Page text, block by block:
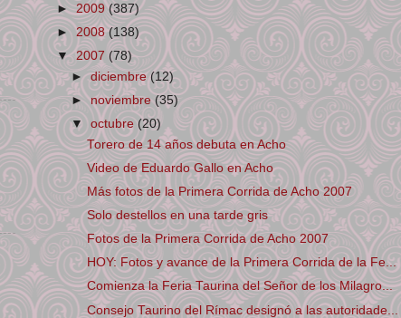
►2009(387)
►2008(138)
▼2007 (78)
►diciembre(12)
►noviembre(35)
▼octubre (20)
Torero de 14 años debuta en Acho
Video de Eduardo Gallo en Acho
Más fotos de la Primera Corrida de Acho 2007
Solo destellos en una tarde gris
Fotos de la Primera Corrida de Acho 2007
HOY: Fotos y avance de la Primera Corrida de la Fe...
Comienza la Feria Taurina del Señor de los Milagro...
Consejo Taurino del Rímac designó a las autoridade...